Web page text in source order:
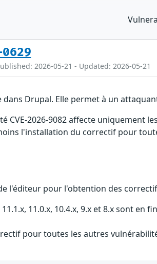
2026-05-21 - Updated: 2026-05-21
Drupal. Elle permet à un
CVE-2026-9082 affecte uniquement
l'installation du correctif pour
l'éditeur pour l'obtention des
11.0.x, 10.4.x, 9.x et 8.x sont
pour toutes les autres